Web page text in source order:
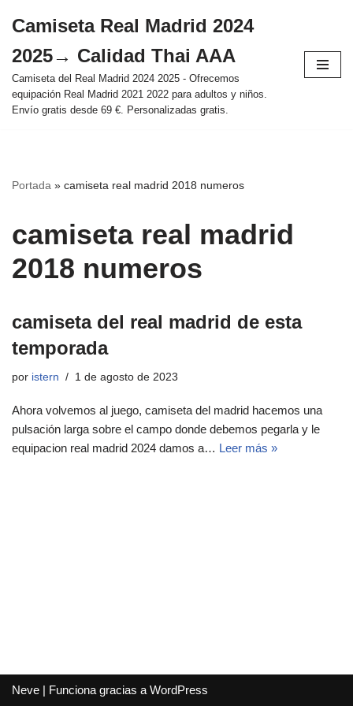
al
contenido
Camiseta Real Madrid 2024
2025→ Calidad Thai AAA
Camiseta del Real Madrid 2024 2025 - Ofrecemos
equipación Real Madrid 2021 2022 para adultos y niños.
Envío gratis desde 69 €. Personalizadas gratis.
Portada » camiseta real madrid 2018 numeros
camiseta real madrid
2018 numeros
camiseta del real madrid de esta
temporada
por istern 1 de agosto de 2023
Ahora volvemos al juego, camiseta del madrid hacemos una
pulsación larga sobre el campo donde debemos pegarla y le
equipacion real madrid 2024 damos a… Leer más »
Neve | Funciona gracias a WordPress